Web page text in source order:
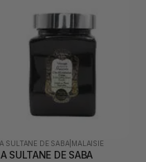
SULTANE DE SABA MALAISIE
SULTANE DE SABA